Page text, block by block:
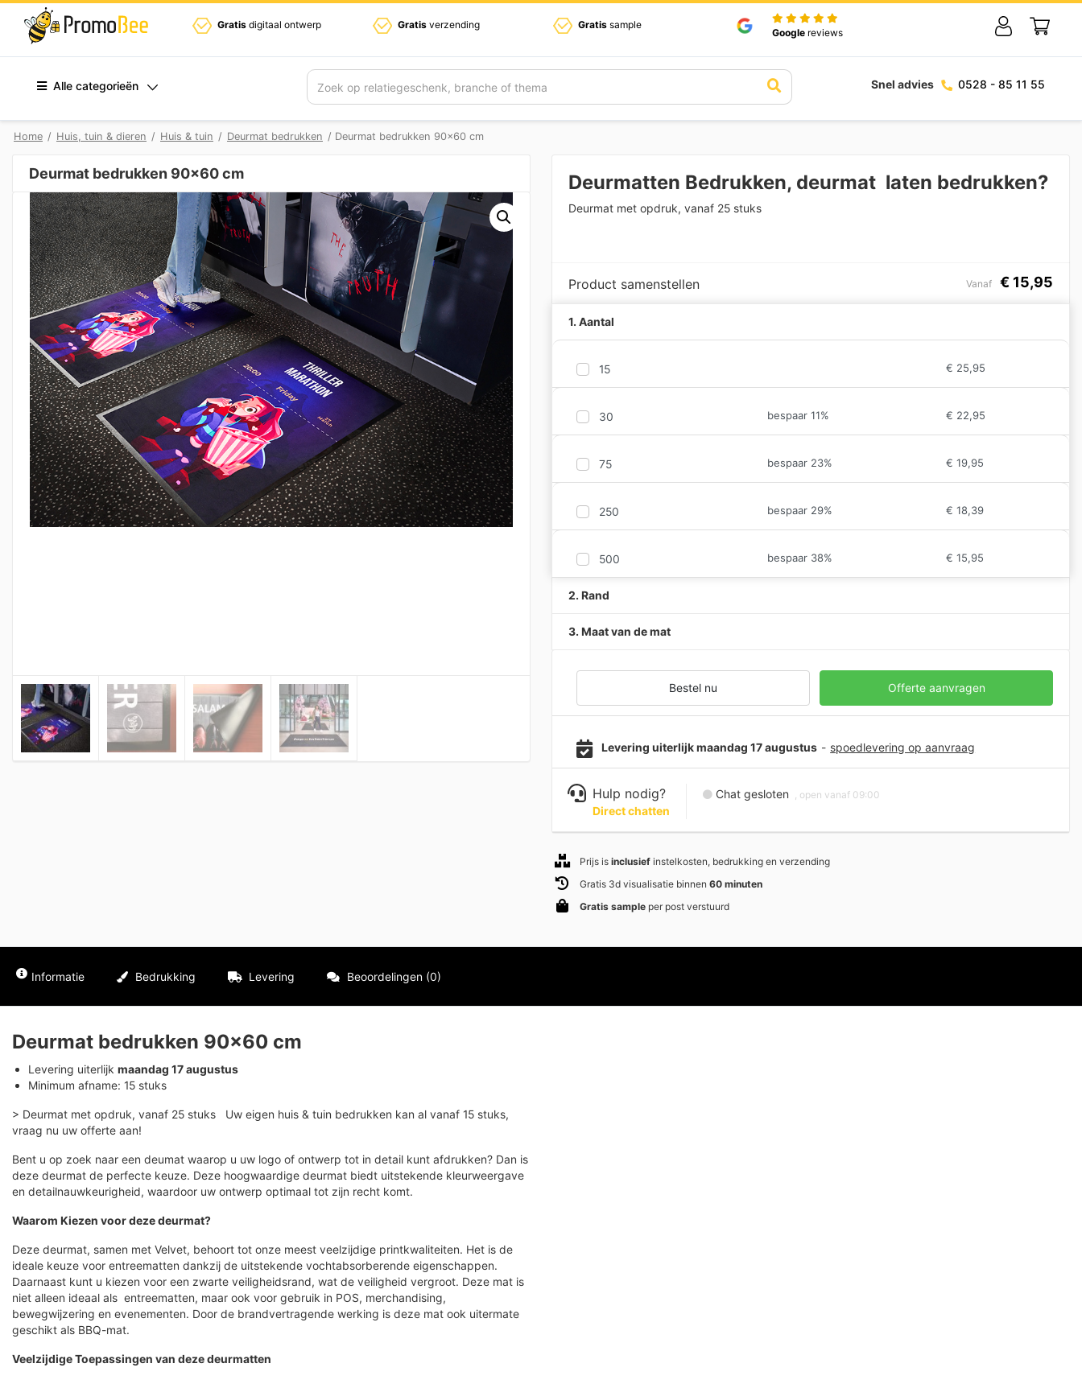
Gratis digitaal ontwerp Gratis verzending Gratis sample
Google reviews
Alle categorieën Zoek Snel advies 0528 - 85 11 55
Home / Huis, tuin & dieren / Huis & tuin / Deurmat bedrukken / Deurmat bedrukken 90×60 cm
Deurmat bedrukken 90×60 cm Deurmatten Bedrukken, deurmat laten bedrukken?
Deurmat met opdruk, vanaf 25 stuks
Product samenstellen Vanaf € 15,95
1. Aantal
15 € 25,95
30 bespaar 11% € 22,95
75 bespaar 23% € 19,95
250 bespaar 29% € 18,39
500 bespaar 38% € 15,95
2. Rand
3. Maat van de mat
Bestel nu Offerte aanvragen
Levering uiterlijk maandag 17 augustus - spoedlevering op aanvraag
Hulp nodig?
Direct chatten
Chat gesloten , open vanaf 09:00
Prijs isinclusief instelkosten, bedrukking en verzending
Gratis 3d visualisatie binnen60 minuten
Gratis sample per post verstuurd
Informatie Bedrukking Levering Beoordelingen (0)
Deurmat bedrukken 90×60 cm
Levering uiterlijk maandag 17 augustus
Minimum afname: 15 stuks
> Deurmat met opdruk, vanaf 25 stuks Uw eigen huis & tuin bedrukken kan al vanaf 15 stuks,
vraag nu uw offerte aan!
Bent u op zoek naar een deumat waarop u uw logo of ontwerp tot in detail kunt afdrukken? Dan is
deze deurmat de perfecte keuze. Deze hoogwaardige deurmat biedt uitstekende kleurweergave
en detailnauwkeurigheid, waardoor uw ontwerp optimaal tot zijn recht komt.
Waarom Kiezen voor deze deurmat?
Deze deurmat, samen met Velvet, behoort tot onze meest veelzijdige printkwaliteiten. Het is de
ideale keuze voor entreematten dankzij de uitstekende vochtabsorberende eigenschappen.
Daarnaast kunt u kiezen voor een zwarte veiligheidsrand, wat de veiligheid vergroot. Deze mat is
niet alleen ideaal als entreematten, maar ook voor gebruik in POS, merchandising,
bewegwijzering en evenementen. Door de brandvertragende werking is deze mat ook uitermate
geschikt als BBQ-mat.
Veelzijdige Toepassingen van deze deurmatten